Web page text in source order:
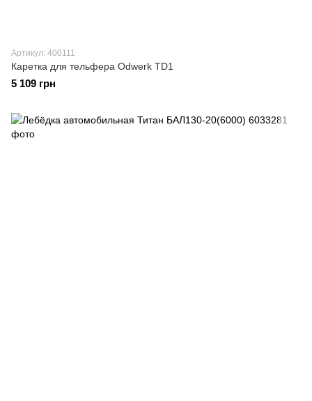
Артикул: 400111
Каретка для тельфера Odwerk TD1
5 109 грн